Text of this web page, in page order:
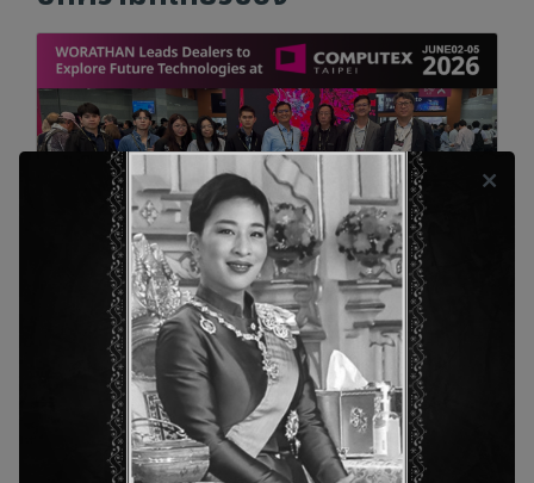
COMPUTEX TAIPEI 2026
ยุคแห่งนวัตกรรมอัจฉริยะเริ่มต้นขึ้นแล้ว! WORATHAN
Technology จับมือ IT Green บินลัดฟ้าสู่ไต้หวัน ร่วมงาน
เทคโนโลยีระดับโลก COMPUTEX TAIPEI 2026 ภายใต้เท
รนด์ “AI Together” พร้อมเข้าเยี่ยมชมพันธมิตรยักษ์ใหญ่
NimbleTech เจาะลึกโซลูชัน AI Infrastructure และระบบ